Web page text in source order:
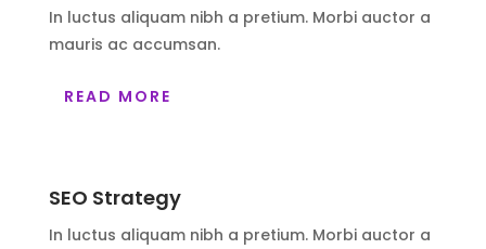
In luctus aliquam nibh a pretium. Morbi auctor a
mauris ac accumsan.
READ MORE
SEO Strategy
In luctus aliquam nibh a pretium. Morbi auctor a